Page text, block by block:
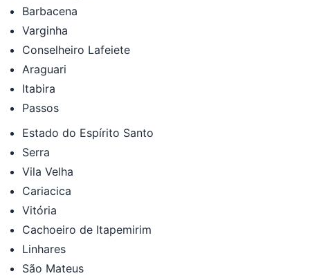
Barbacena
Varginha
Conselheiro Lafeiete
Araguari
Itabira
Passos
Estado do Espírito Santo
Serra
Vila Velha
Cariacica
Vitória
Cachoeiro de Itapemirim
Linhares
São Mateus